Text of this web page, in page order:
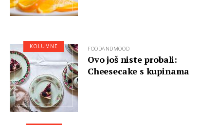
FOODANDMOOD
Ovo još niste probali:
Cheesecake s kupinama
KOLUMNE